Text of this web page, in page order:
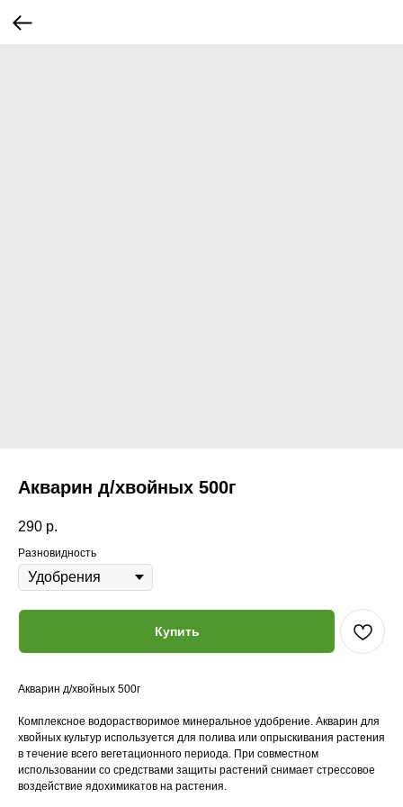
Акварин д/хвойных 500г
290 р.
Разновидность
Купить
Акварин д/хвойных 500г
Комплексное водорастворимое минеральное удобрение. Акварин для
хвойных культур используется для полива или опрыскивания растения
в течение всего вегетационного периода. При совместном
использовании со средствами защиты растений снимает стрессовое
воздействие ядохимикатов на растения.